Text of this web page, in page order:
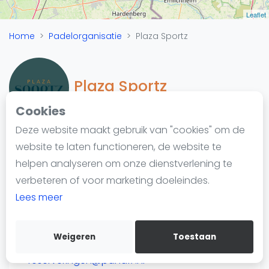
Cookies
Deze website maakt gebruik van "cookies" om de
website te laten functioneren, de website te
helpen analyseren om onze dienstverlening te
verbeteren of voor marketing doeleindes.
Lees meer
Weigeren Toestaan
Nieuws
Blog artikelen
Vragen over padel
Padelgear
Overige
Informatie
Over ons
Contact
Adverteren
Insights
WhatsApp
Join WhatsApp Community
Leaflet
Home Padelorganisatie Plaza Sportz
Plaza Sportz
Padelketen
Stelmagerstraat 17
9403 VB Assen
https://plazasportz.nl//
reserveringen@pand17.nl